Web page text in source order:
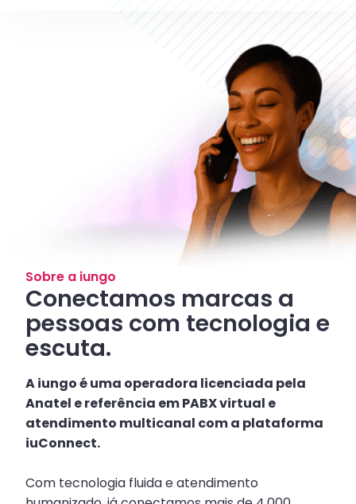
Sobre a iungo
Conectamos marcas a
pessoas com tecnologia e
escuta.
A iungo é uma operadora licenciada pela
Anatel e referência em PABX virtual e
atendimento multicanal com a plataforma
iuConnect.
Com tecnologia fluida e atendimento